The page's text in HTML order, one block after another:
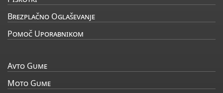
Brezplačno Oglaševanje
Pomoč Uporabnikom
Avto Gume
Moto Gume